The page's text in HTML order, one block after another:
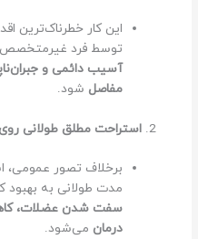
این کار خطرناک‌ترین
توسط فرد غیرمتخصص
آسیب دائمی و
مفاصل شود.
استراحت مطلق طولانی
برخلاف تصور
مدت طولانی به بهبود
سفت شدن عضلات،
درمان می‌شود.